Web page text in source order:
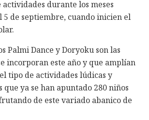
durante los meses
5 de septiembre, cuando inicien el
Palmi Dance y Doryoku son las
incorporan este año y que amplían
tipo de actividades lúdicas y
que ya se han apuntado 280 niños
de este variado abanico de